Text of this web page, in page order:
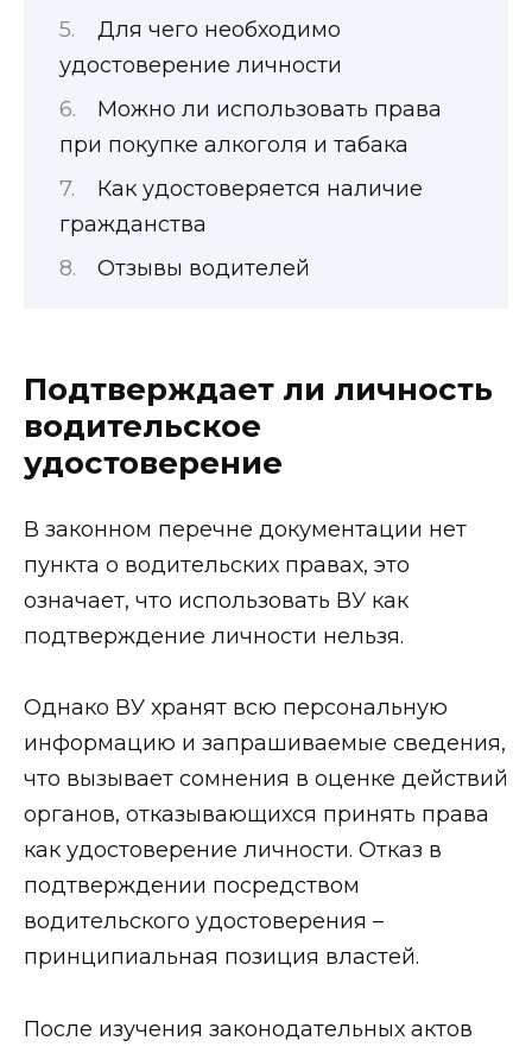
Для чего необходимо
удостоверение личности
Можно ли использовать права
при покупке алкоголя и табака
Как удостоверяется наличие
гражданства
Отзывы водителей
Подтверждает ли личность
водительское
удостоверение
В законном перечне документации нет
пункта о водительских правах, это
означает, что использовать ВУ как
подтверждение личности нельзя.
Однако ВУ хранят всю персональную
информацию и запрашиваемые сведения,
что вызывает сомнения в оценке действий
органов, отказывающихся принять права
как удостоверение личности. Отказ в
подтверждении посредством
водительского удостоверения –
принципиальная позиция властей.
После изучения законодательных актов